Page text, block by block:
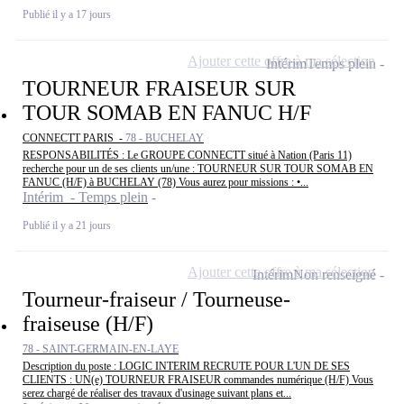
Publié il y a 17 jours
TOURNEUR FRAISEUR SUR
TOUR SOMAB EN FANUC H/F
CONNECTT PARIS - 78 - BUCHELAY
RESPONSABILITÉS : Le GROUPE CONNECTT situé à Nation (Paris 11)
recherche pour un de ses clients un/une : TOURNEUR SUR TOUR SOMAB EN
FANUC (H/F) à BUCHELAY (78) Vous aurez pour missions : •...
Intérim - Temps plein
Publié il y a 21 jours
IntérimTemps plein
Ajouter cette offre à ma sélection
Tourneur-fraiseur / Tourneuse-
fraiseuse (H/F)
78 - SAINT-GERMAIN-EN-LAYE
Description du poste : LOGIC INTERIM RECRUTE POUR L'UN DE SES
CLIENTS : UN(e) TOURNEUR FRAISEUR commandes numérique (H/F) Vous
serez chargé de réaliser des travaux d'usinage suivant plans et...
IntérimNon renseigné
Ajouter cette offre à ma sélection